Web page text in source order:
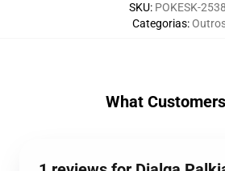
SKU: POKESK-
Categorias:
What